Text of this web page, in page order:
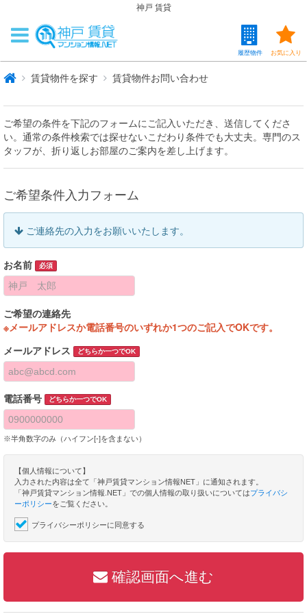
神戸 賃貸
お気に入り
履歴物件
賃貸物件を探す 賃貸物件お問い合わせ
ご希望の条件を下記のフォームにご記入いただき、送信してくださ
い。通常の条件検索では探せないこだわり条件でも大丈夫。専門のス
タッフが、折り返しお部屋のご案内を差し上げます。
ご希望条件入力フォーム
ご連絡先の入力をお願いいたします。
お名前 必須
ご希望の連絡先
※メールアドレスか電話番号のいずれか1つのご記入でOKです。
メールアドレス どちらか一つでOK
電話番号 どちらか一つでOK
※半角数字のみ（ハイフン[-]を含まない）
【個人情報について】
入力された内容は全て「神戸賃貸マンション情報NET」に通知されます。
「神戸賃貸マンション情報.NET」での個人情報の取り扱いについてはプライバシ
ーポリシーをご覧ください。
プライバシーポリシーに同意する
確認画面へ進む